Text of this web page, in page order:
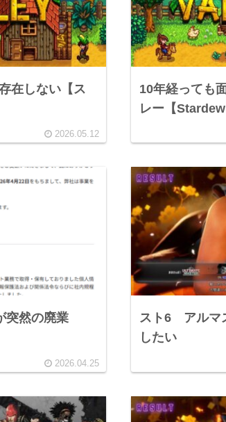
在しない【ス
2026.05.12
10年経っても
レー【Stardew
突然の廃業
2026.04.25
スト6 アルマ
したい